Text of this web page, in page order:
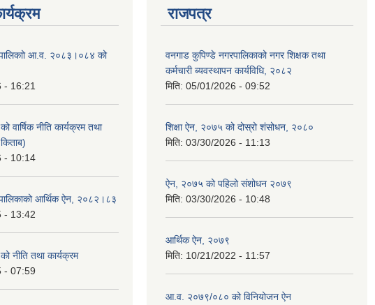
आ.व. २०८३।०८४ को
- 16:21
नीति कार्यक्रम तथा
- 10:14
आर्थिक ऐन, २०८२।८३
- 13:42
तथा कार्यक्रम
- 07:59
राजपत्र
वनगाड कुपिण्डे नगरपालिकाको नगर शिक्षक तथा
कर्मचारी ब्यवस्थापन कार्यविधि, २०८२
मिति: 05/01/2026 - 09:52
शिक्षा ऐन, २०७५ को दोस्रो शंसोधन, २०८०
मिति: 03/30/2026 - 11:13
ऐन, २०७५ को पहिलो संशोधन २०७९
मिति: 03/30/2026 - 10:48
आर्थिक ऐन, २०७९
मिति: 10/21/2022 - 11:57
आ.व. २०७९/०८० को विनियोजन ऐन